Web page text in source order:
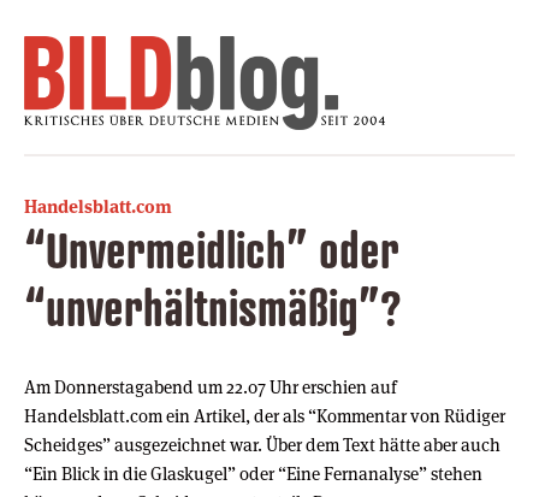
Handelsblatt.com
“Unvermeidlich” oder
“unverhältnismäßig”?
Am Donnerstagabend um 22.07 Uhr erschien auf
Handelsblatt.com ein Artikel, der als “Kommentar von Rüdiger
Scheidges” ausgezeichnet war. Über dem Text hätte aber auch
“Ein Blick in die Glaskugel” oder “Eine Fernanalyse” stehen